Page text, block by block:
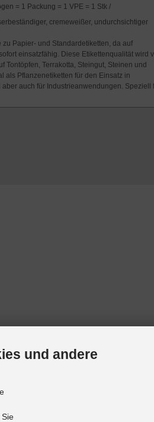
= 1 Packung = 1 VPE = 1 Stk /
cremeweißer, undurchsichtiger
Papier- und Standardetiketten, da auf
einsatzfähig. Diese Etikettenqualität wird
Tontöpfen, Terrakotta, Steingut, Steinen und
als Pflanzenetiketten für den Einsatz in
auch für Industrieanwendungen. Speziell
und andere